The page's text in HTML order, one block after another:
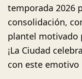
temporada 2026
consolidación,
plantel motivado
¡La Ciudad
con este